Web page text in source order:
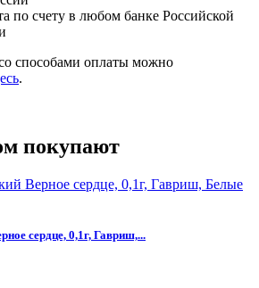
по счету в любом банке Российской
способами оплаты можно
.
покупают
сердце, 0,1г, Гавриш,...